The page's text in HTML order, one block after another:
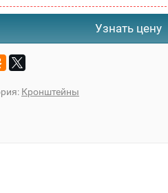
Узнать цену
Кронштейны